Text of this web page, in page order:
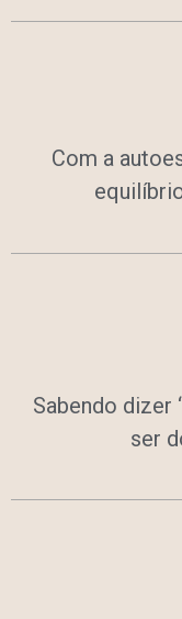
Com a
Sabendo dizer
ser